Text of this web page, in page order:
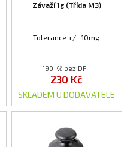
Závaží 1g (Třída M3)
Tolerance +/- 10mg
190 Kč bez DPH
230 Kč
SKLADEM U DODAVATELE